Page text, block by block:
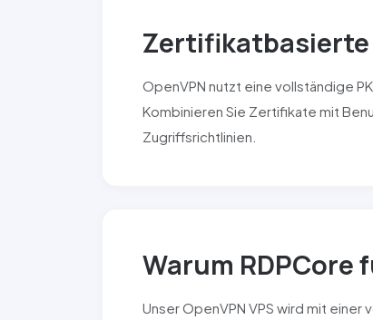
OpenVPN nutzt eine vollständige
Kombinieren Sie Zertifikate mit
Zugriffsrichtlinien.
Warum RDPCore
Unser OpenVPN VPS wird mit